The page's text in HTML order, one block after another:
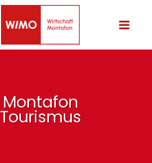
Montafon
Tourismus